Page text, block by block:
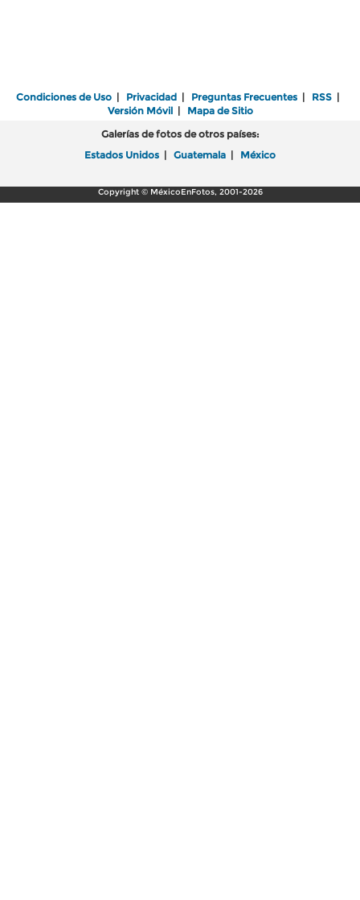
Condiciones de Uso | Privacidad | Preguntas Frecuentes | RSS |
Versión Móvil| Mapa de Sitio
Galerías de fotos de otros países:
Estados Unidos | Guatemala | México
Copyright © MéxicoEnFotos, 2001-2026